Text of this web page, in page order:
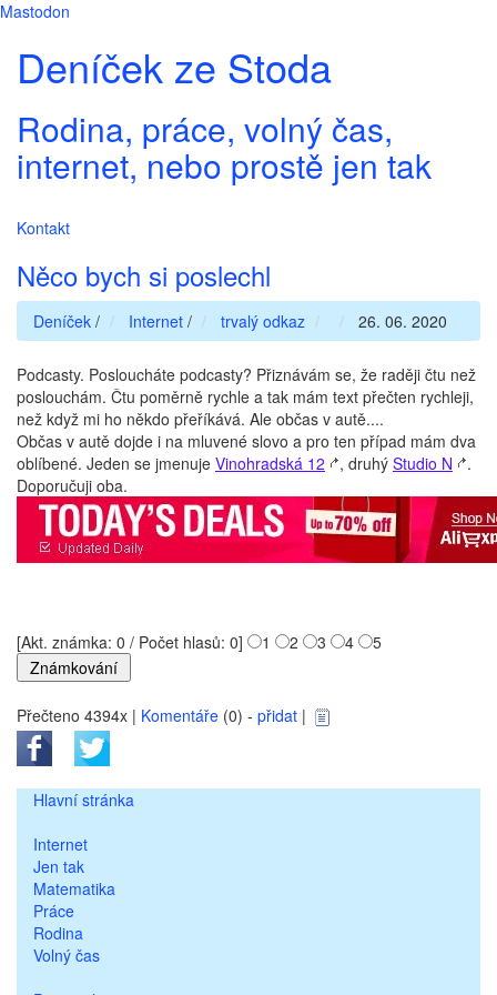
Mastodon
Deníček ze Stoda
Rodina, práce, volný čas,
internet, nebo prostě jen tak
Kontakt
Něco bych si poslechl
Deníček / Internet / trvalý odkaz 26. 06. 2020
Podcasty. Posloucháte podcasty? Přiznávám se, že raději čtu než
poslouchám. Čtu poměrně rychle a tak mám text přečten rychleji,
než když mi ho někdo přeříkává. Ale občas v autě....
Občas v autě dojde i na mluvené slovo a pro ten případ mám dva
oblíbené. Jeden se jmenuje Vinohradská 12 , druhý Studio N
.
Doporučuji oba.
[Akt. známka: 0 / Počet hlasů: 0] 1 2 3 4 5
Přečteno 4394x | Komentáře (0) - přidat |
Hlavní stránka
Internet
Jen tak
Matematika
Práce
Rodina
Volný čas